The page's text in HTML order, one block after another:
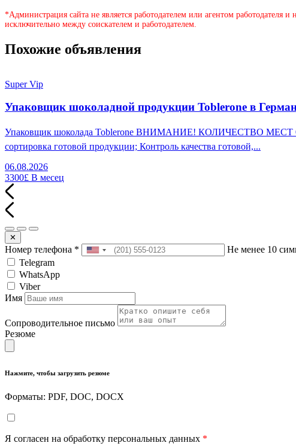
*Администрация сайта не является работодателем или агентом работодателя
исключительно между соискателем и работодателем.
Похожие объявления
Super Vip
Упаковщик шоколадной продукции Toblerone в
Упаковщик шоколада Toblerone ВНИМАНИЕ! КОЛИЧЕСТВО МЕСТ
сортировка готовой продукции; Контроль качества готовой,...
06.08.2026
3300£ В месец
✕
Номер телефона *
Не менее 10
Telegram
WhatsApp
Viber
Имя
Сопроводительное письмо
Резюме
Нажмите, чтобы загрузить резюме
Форматы: PDF, DOC, DOCX
Я согласен на обработку персональных данных *